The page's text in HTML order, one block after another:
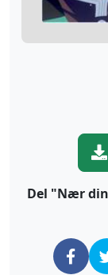
Del "Nær